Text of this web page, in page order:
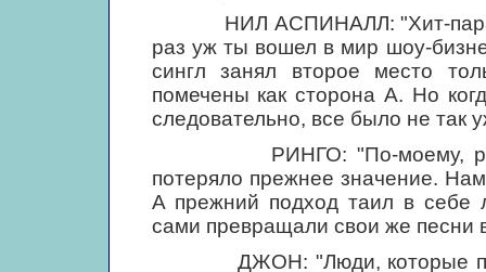
НИЛ АСПИНАЛЛ: "Хит-парады
раз уж ты вошел в мир шоу-
сингл занял второе место
помечены как сторона А. Но
следовательно, все было не так
РИНГО: "По-моему,
потеряло прежнее значение.
А прежний подход таил в себе
сами превращали свои же песни
ДЖОН: "Люди, которые